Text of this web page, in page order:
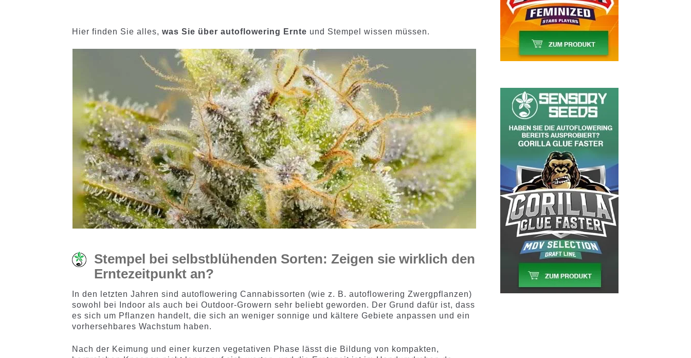
Kundenb
ewertung
ewertung
ewertung
Hier finden Sie alles,was Sie über autoflowering Ernte und Stempel wissen müssen.
Stempel bei selbstblühenden Sorten: Zeigen sie wirklich den
Erntezeitpunkt an?
In den letzten Jahren sind autoflowering Cannabissorten (wie z. B. autoflowering Zwergpflanzen)
sowohl bei Indoor als auch bei Outdoor-Growern sehr beliebt geworden. Der Grund dafür ist, dass
es sich um Pflanzen handelt, die sich an weniger sonnige und kältere Gebiete anpassen und ein
vorhersehbares Wachstum haben.
Nach der Keimung und einer kurzen vegetativen Phase lässt die Bildung von kompakten,